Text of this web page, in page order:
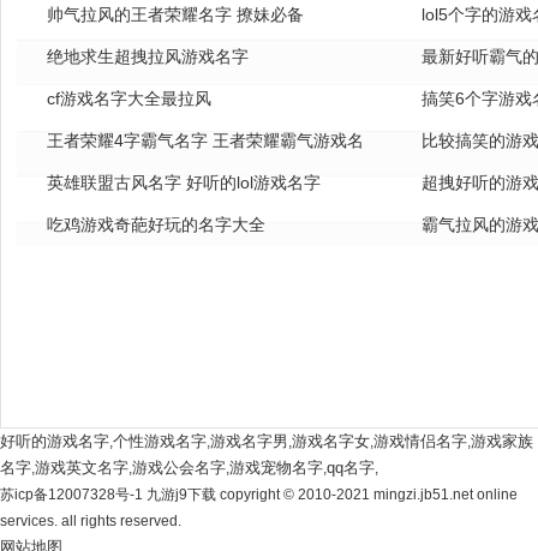
帅气拉风的王者荣耀名字 撩妹必备 lol5个字的游
全
绝地求生超拽拉风游戏名字 最新好听霸气
cf游戏名字大全最拉风 搞笑6个字游戏
王者荣耀4字霸气名字 王者荣耀霸气游戏名
字
比较搞笑的游
英雄联盟古风名字 好听的lol游戏名字 超拽好听的游
吃鸡游戏奇葩好玩的名字大全 霸气拉风的游
好听的游戏名字,个性游戏名字,游戏名字男 ,游戏名字女,游戏情侣名字,游戏家族
名字,游戏英文名字,游戏公会名字,游戏宠物名字,qq名字,
苏icp备12007328号-1 九游j9下载 copyright © 2010-2021 mingzi.jb51.net online
services. all rights reserved.
网站地图